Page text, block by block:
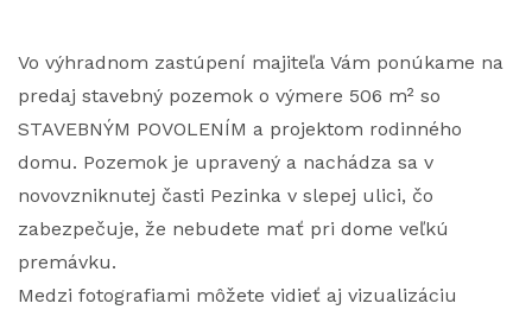
Vo výhradnom zastúpení majiteľa Vám ponúkame na
predaj stavebný pozemok o výmere 506 m² so
STAVEBNÝM POVOLENÍM a projektom rodinného
domu. Pozemok je upravený a nachádza sa v
novovzniknutej časti Pezinka v slepej ulici, čo
zabezpečuje, že nebudete mať pri dome veľkú
premávku.
Medzi fotografiami môžete vidieť aj vizualizáciu